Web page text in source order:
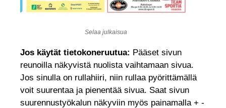
Selaa julkaisua
Jos käytät tietokoneruutua: Pääset sivun
reunoilla näkyvistä nuolista vaihtamaan sivua.
Jos sinulla on rullahiiri, niin rullaa pyörittämällä
voit suurentaa ja pienentää sivua. Saat sivun
suurennustyökalun näkyviin myös painamalla + -